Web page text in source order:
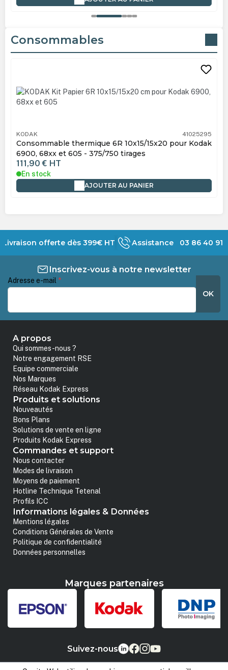
Consommables
KODAK 41025295
Consommable thermique 6R 10x15/15x20 pour Kodak
6900, 68xx et 605 - 375/750 tirages
111,90 € HT
En stock
AJOUTER AU PANIER
Livraison offerte dès 399€ HT Assistance 03 86 40 91
Inscrivez-vous à notre newsletter
Adresse e-mail *
OK
A propos
Qui sommes-nous ?
Notre engagement RSE
Equipe commerciale
Nos Marques
Réseau Kodak Express
Produits et solutions
Nouveautés
Bons Plans
Solutions de vente en ligne
Produits Kodak Express
Commandes et support
Nous contacter
Modes de livraison
Moyens de paiement
Hotline Technique Tetenal
Profils ICC
Informations légales & Données
Mentions légales
Conditions Générales de Vente
Politique de confidentialité
Données personnelles
Marques partenaires
Suivez-nous